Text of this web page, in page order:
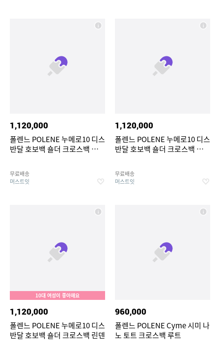
1,120,000
폴렌느 POLENE 누메로10 디스
반달 호보백 숄더 크로스백 테라
무료배송
머스트잇
1,120,000
폴렌느 POLENE 누메로10 디스
반달 호보백 숄더 크로스백 스모
무료배송
머스트잇
10대 여성이 좋아해요
1,120,000
폴렌느 POLENE 누메로10 디스
반달 호보백 숄더 크로스백 린덴
960,000
폴렌느 POLENE Cyme 시미 나
노 토트 크로스백 루트